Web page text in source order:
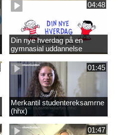
04:48
Din nye hverdag på en
gymnasial uddannelse
01:45
Merkantil studentereksamrne
(hhx)
01:47